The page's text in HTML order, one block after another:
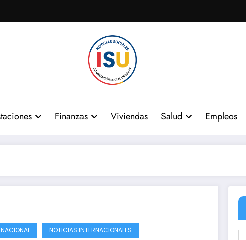
Finanzas Viviendas Salud Empleos
NOTICIAS INTERNACIONALES